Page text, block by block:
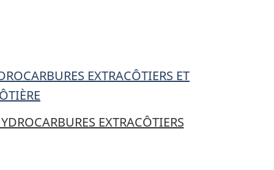
EXTRACÔTIERS ET
EXTRACÔTIERS